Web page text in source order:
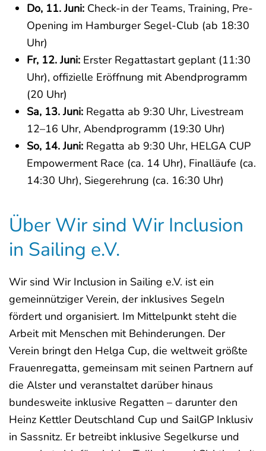
Do, 11. Juni: Check-in der Teams, Training, Pre-
Opening im Hamburger Segel-Club (ab 18:30
Uhr)
Fr, 12. Juni: Erster Regattastart geplant (11:30
Uhr), offizielle Eröffnung mit Abendprogramm
(20 Uhr)
Sa, 13. Juni: Regatta ab 9:30 Uhr, Livestream
12–16 Uhr, Abendprogramm (19:30 Uhr)
So, 14. Juni: Regatta ab 9:30 Uhr, HELGA CUP
Empowerment Race (ca. 14 Uhr), Finalläufe (ca.
14:30 Uhr), Siegerehrung (ca. 16:30 Uhr)
Über Wir sind Wir Inclusion
in Sailing e.V.
Wir sind Wir Inclusion in Sailing e.V. ist ein
gemeinnütziger Verein, der inklusives Segeln
fördert und organisiert. Im Mittelpunkt steht die
Arbeit mit Menschen mit Behinderungen. Der
Verein bringt den Helga Cup, die weltweit größte
Frauenregatta, gemeinsam mit seinen Partnern auf
die Alster und veranstaltet darüber hinaus
bundesweite inklusive Regatten – darunter den
Heinz Kettler Deutschland Cup und SailGP Inklusiv
in Sassnitz. Er betreibt inklusive Segelkurse und